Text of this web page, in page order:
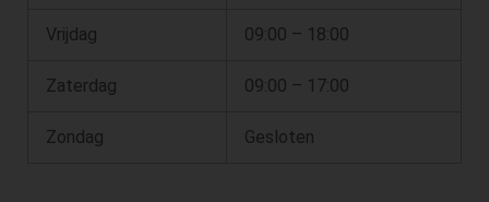
Vrijdag 09:00 – 18:00
Zaterdag 09:00 – 17:00
Zondag Gesloten